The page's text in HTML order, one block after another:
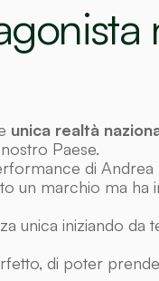
unica realtà
Paese.
di
marchio ma ha
iniziando da
di poter